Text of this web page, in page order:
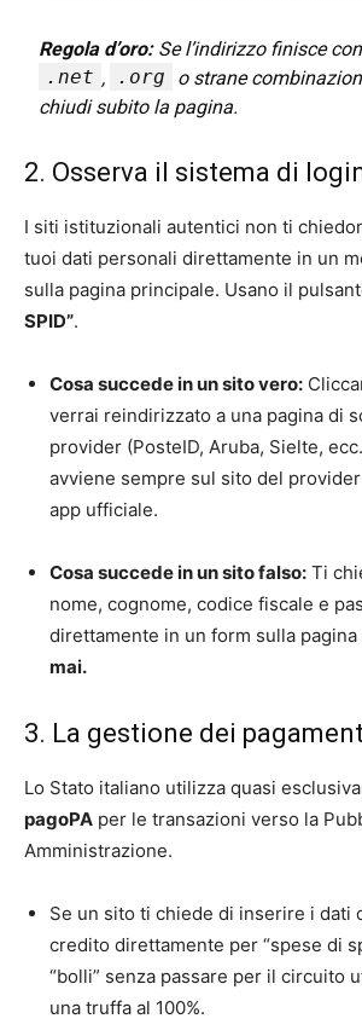
Regola d’oro:Se l’indirizzo finisce con
.net , .org
o strane
chiudi subito la pagina.
2. Osserva il sistema di
I siti istituzionali autentici non ti
tuoi dati personali direttamente in un
sulla pagina principale. Usano il
SPID”.
Cosa succede in un sito vero:
verrai reindirizzato a una pagina di
provider (PosteID, Aruba, Sielte,
avviene sempre sul sito del
app ufficiale.
Cosa succede in un sito falso: Ti
nome, cognome, codice fiscale e
direttamente in un form sulla pagina
mai.
3. La gestione dei
Lo Stato italiano utilizza quasi
pagoPA per le transazioni verso la
Amministrazione.
Se un sito ti chiede di inserire i dati
credito direttamente per “spese di
“bolli” senza passare per il circuito
una truffa al 100%.